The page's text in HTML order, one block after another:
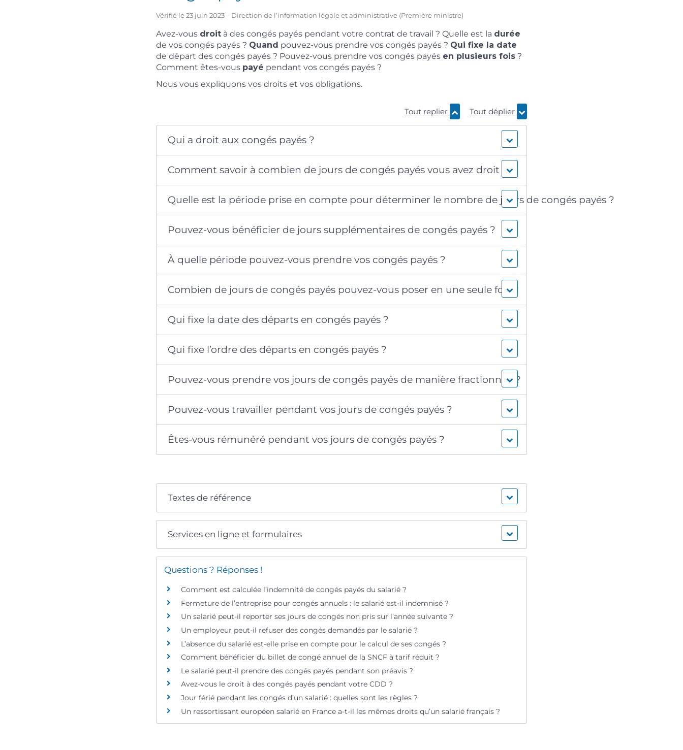
Vérifié le 23 juin 2023 – Direction de l’information légale et administrative (Première ministre)
Avez-vous droit à des congés payés pendant votre contrat de travail ? Quelle est la durée
de vos congés payés ? Quand pouvez-vous prendre vos congés payés ? Qui fixe la date
de départ des congés payés ? Pouvez-vous prendre vos congés payés en plusieurs fois ?
Comment êtes-vous payé pendant vos congés payés ?
Nous vous expliquons vos droits et vos obligations.
Tout replier Tout déplier
Qui a droit aux congés payés ?
Comment savoir à combien de jours de congés payés vous avez droit ?
Quelle est la période prise en compte pour déterminer le nombre de jours de congés payés ?
Pouvez-vous bénéficier de jours supplémentaires de congés payés ?
À quelle période pouvez-vous prendre vos congés payés ?
Combien de jours de congés payés pouvez-vous poser en une seule fois ?
Qui fixe la date des départs en congés payés ?
Qui fixe l’ordre des départs en congés payés ?
Pouvez-vous prendre vos jours de congés payés de manière fractionnée ?
Pouvez-vous travailler pendant vos jours de congés payés ?
Êtes-vous rémunéré pendant vos jours de congés payés ?
Textes de référence
Services en ligne et formulaires
Questions ? Réponses !
Comment est calculée l’indemnité de congés payés du salarié ?
Fermeture de l’entreprise pour congés annuels : le salarié est-il indemnisé ?
Un salarié peut-il reporter ses jours de congés non pris sur l’année suivante ?
Un employeur peut-il refuser des congés demandés par le salarié ?
L’absence du salarié est-elle prise en compte pour le calcul de ses congés ?
Comment bénéficier du billet de congé annuel de la SNCF à tarif réduit ?
Le salarié peut-il prendre des congés payés pendant son préavis ?
Avez-vous le droit à des congés payés pendant votre CDD ?
Jour férié pendant les congés d’un salarié : quelles sont les règles ?
Un ressortissant européen salarié en France a-t-il les mêmes droits qu’un salarié français ?